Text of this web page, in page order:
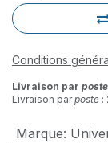
Conditions
Livraison par poste
Livraison parposte :
Marque: